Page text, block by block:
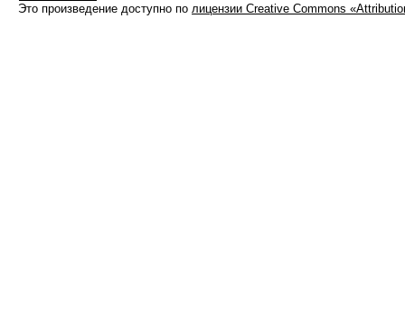
Это произведение доступно по лицензии Creative Commons